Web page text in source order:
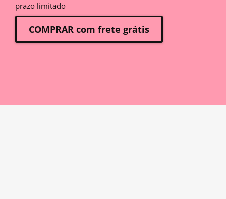
prazo limitado
COMPRAR com frete grátis